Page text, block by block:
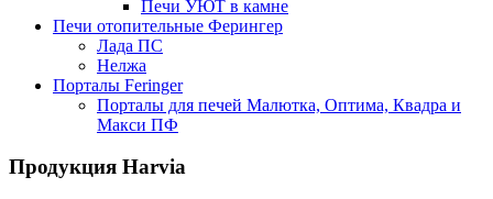
Печи УЮТ в камне
Печи отопительные Ферингер
Лада ПС
Нелжа
Порталы Feringer
Порталы для печей Малютка, Оптима, Квадра и
Макси ПФ
Продукция Harvia